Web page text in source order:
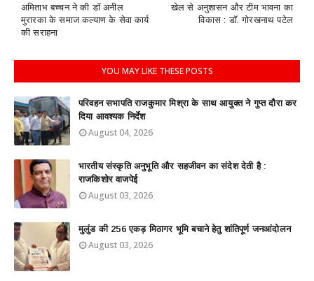
खेल से अनुशासन और टीम भावना का
विकास : डॉ. गोरखनाथ पटेल
अमिताभ बच्चन ने की डॉ अनील
मुरारका के समाज कल्याण के सेवा कार्य
की सराहना
YOU MAY LIKE THESE POSTS
परिवहन सभापति राजकुमार मिश्रा के साथ आयुक्त ने गुप्त दौरा कर
दिया आवश्यक निर्देश
August 04, 2026
भारतीय संस्कृति अनुभूति और सहजीवन का संदेश देती है :
राजकिशोर वाजपेई
August 03, 2026
मुलुंड की 256 एकड़ मिठागर भूमि बचाने हेतु शांतिपूर्ण जनआंदोलन
August 03, 2026